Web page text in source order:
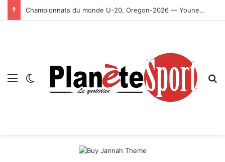
Championnats du monde U-20, Oregon-2026 — Younes Ayachi décroche la médaille d’or
Menu Switch skin